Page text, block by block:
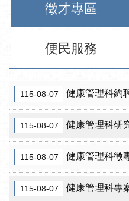
徵才專區
便民服務
115-08-07 健康管理科約聘稽查員
115-08-07 健康管理科研
115-08-07 健康管理科徵
115-08-07 健康管理科專